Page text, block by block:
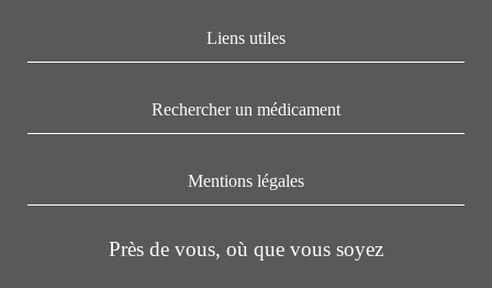
Liens utiles
Rechercher un médicament
Mentions légales
Près de vous, où que vous soyez